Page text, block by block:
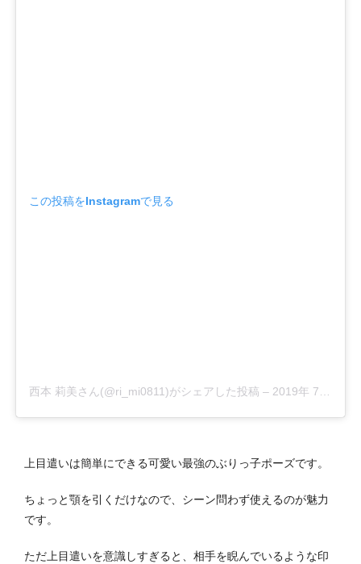
この投稿をInstagramで見る
西本 莉美さん(@ri_mi0811)がシェアした投稿 – 2019年 7月月5日午前4時07分PDT
上目遣いは簡単にできる可愛い最強のぶりっ子ポーズです。
ちょっと顎を引くだけなので、シーン問わず使えるのが魅力
です。
ただ上目遣いを意識しすぎると、相手を睨んでいるような印